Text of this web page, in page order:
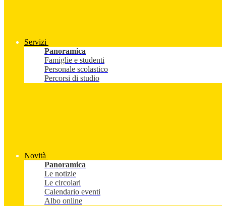
Servizi
Panoramica
Famiglie e studenti
Personale scolastico
Percorsi di studio
Novità
Panoramica
Le notizie
Le circolari
Calendario eventi
Albo online